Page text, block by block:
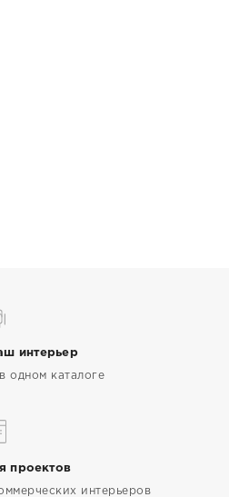
интерьер
одном каталоге
проектов
интерьеров